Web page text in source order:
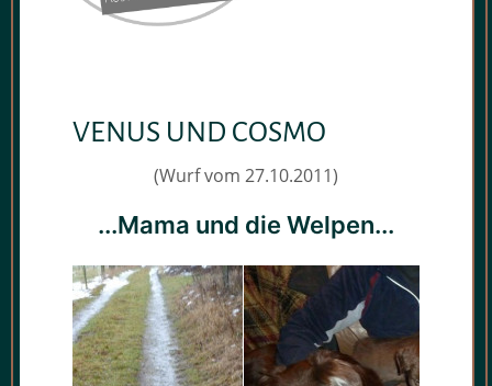
VENUS UND COSMO
(Wurf vom 27.10.2011)
...Mama und die Welpen...